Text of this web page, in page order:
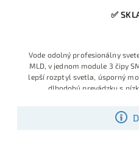
✅
Vode odolný profesionálny
MLD, v jednom module 3 čipy
lepší rozptyl svetla, úsporný
dlhodobú prevádzku s